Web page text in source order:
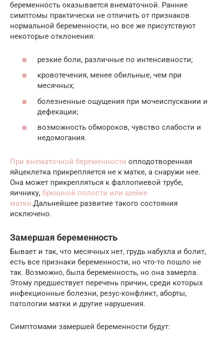
беременность оказывается внематочной. Ранние
симптомы практически не отличить от признаков
нормальной беременности, но все же присутствуют
некоторые отклонения:
резкие боли, различные по интенсивности;
кровотечения, менее обильные, чем при
месячных;
болезненные ощущения при мочеиспускании и
дефекации;
возможность обмороков, чувство слабости и
недомогания.
При внематочной беременности оплодотворенная
яйцеклетка прикрепляется не к матке, а снаружи нее.
Она может прикрепляться к фаллопиевой трубе,
яичнику, брюшной полости или шейке
матки.Дальнейшее развитие такого состояния
исключено.
Замершая беременность
Бывает и так, что месячных нет, грудь набухла и болит,
есть все признаки беременности, но что-то пошло не
так. Возможно, была беременность, но она замерла.
Этому предшествует перечень причин, среди которых
инфекционные болезни, резус-конфликт, аборты,
патологии матки и другие нарушения.
Симптомами замершей беременности будут: